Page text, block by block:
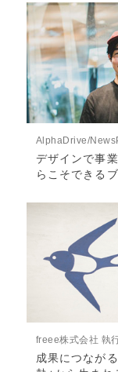
AlphaDrive/
デザインで事
らこそできる
freee株式会社 執
成果につなが